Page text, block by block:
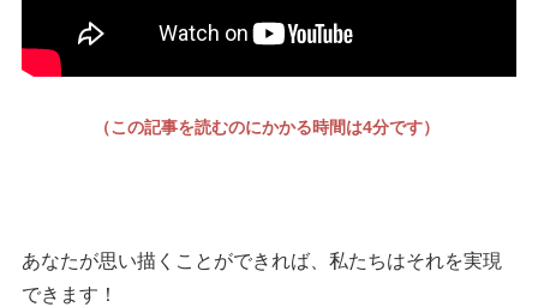
（この記事を読むのにかかる時間は4分です）
あなたが思い描くことができれば、私たちはそれを実現
できます！